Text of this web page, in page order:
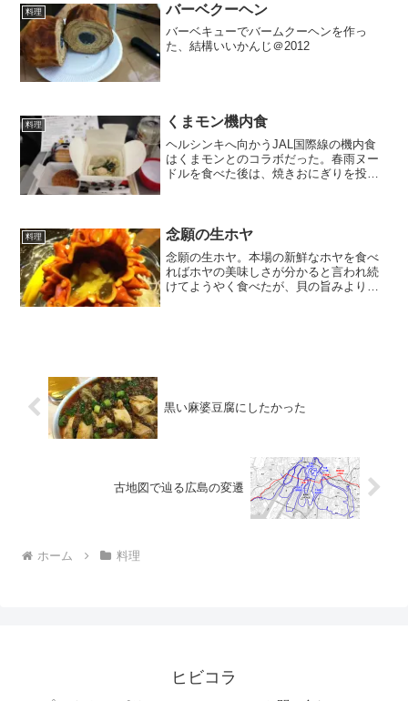
料理 バーベクーヘン
バーベキューでバームクーヘンを作っ
た、結構いいかんじ＠2012
料理 くまモン機内食
ヘルシンキへ向かうJAL国際線の機内食
はくまモンとのコラボだった。春雨ヌー
ドルを食べた後は、焼きおにぎりを投入
料理 念願の生ホヤ
念願の生ホヤ。本場の新鮮なホヤを食べ
ればホヤの美味しさが分かると言われ続
けてようやく食べたが、貝の旨みより鉄
黒い麻婆豆腐にしたかった
古地図で辿る広島の変遷
ホーム 料理
ヒビコラ